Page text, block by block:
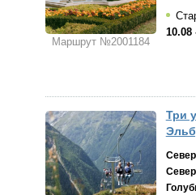
Маршрут №2001184
10.08
Три